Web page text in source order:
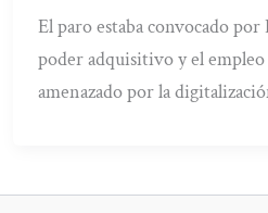
El paro estaba convocado
poder adquisitivo y el
amenazado por la